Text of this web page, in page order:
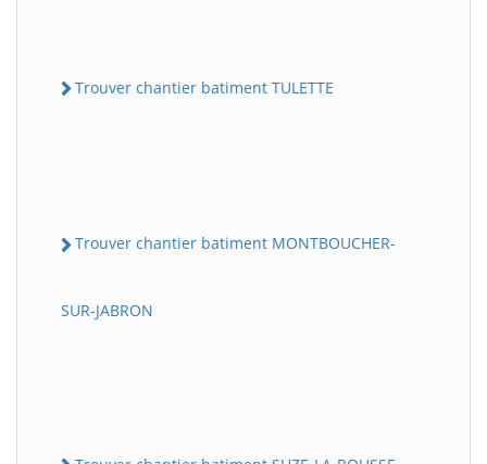
Trouver chantier batiment TULETTE
Trouver chantier batiment MONTBOUCHER-
SUR-JABRON